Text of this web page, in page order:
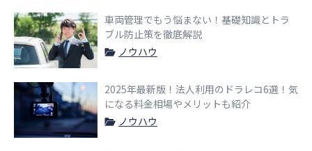
車両管理でもう悩まない！基礎知識とトラ
ブル防止策を徹底解説
ノウハウ
2025年最新版！法人利用のドラレコ6選！気
になる料金相場やメリットも紹介
ノウハウ